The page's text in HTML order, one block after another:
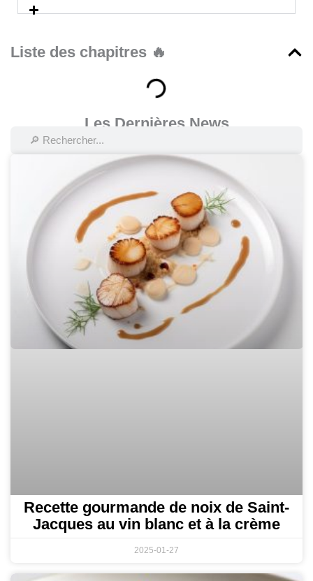
Liste des chapitres 🔥
Les Dernières News
Rechercher
Recette gourmande de noix de Saint-
Jacques au vin blanc et à la crème
2025-01-27